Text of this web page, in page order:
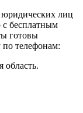
лиц
с бесплатным
готовы
телефонам:
область.